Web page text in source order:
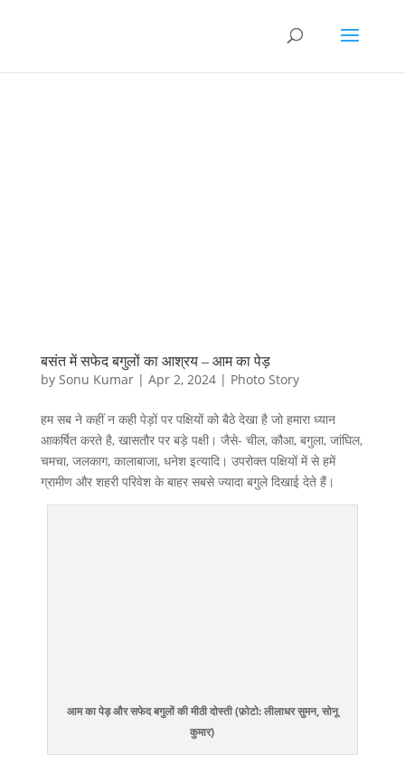
बसंत में सफेद बगुलों का आश्रय – आम का पेड़
by Sonu Kumar| Apr 2, 2024| Photo Story
हम सब ने कहीं न कही पेड़ों पर पक्षियों को बैठे देखा है जो हमारा ध्यान
आकर्षित करते है, खासतौर पर बड़े पक्षी। जैसे- चील, कौआ, बगुला, जांघिल,
चमचा, जलकाग, कालाबाजा, धनेश इत्यादि। उपरोक्त पक्षियों में से हमें
ग्रामीण और शहरी परिवेश के बाहर सबसे ज्यादा बगुले दिखाई देते हैं।
आम का पेड़ और सफेद बगुलों की मीठी दोस्ती (फ़ोटो: लीलाधर सुमन, सोनू
कुमार)